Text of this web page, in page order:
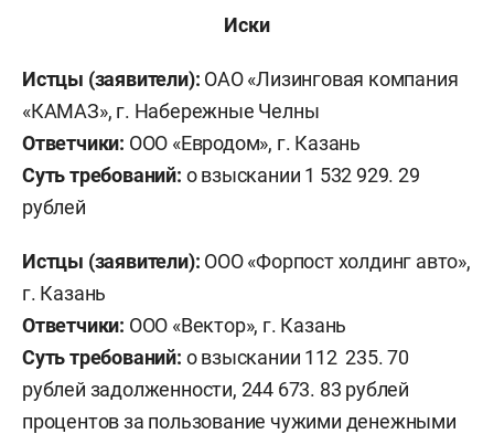
Иски
Истцы (заявители): ОАО «Лизинговая компания
«КАМАЗ», г. Набережные Челны
Ответчики: ООО «Евродом», г. Казань
Суть требований: о взыскании 1 532 929. 29
рублей
Истцы (заявители): ООО «Форпост холдинг авто»,
г. Казань
Ответчики: ООО «Вектор», г. Казань
Суть требований: о взыскании 112 235. 70
рублей задолженности, 244 673. 83 рублей
процентов за пользование чужими денежными